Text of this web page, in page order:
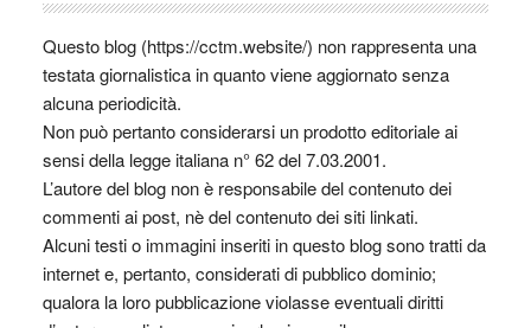
Questo blog (https://cctm.website/) non rappresenta una
testata giornalistica in quanto viene aggiornato senza
alcuna periodicità.
Non può pertanto considerarsi un prodotto editoriale ai
sensi della legge italiana n° 62 del 7.03.2001.
L’autore del blog non è responsabile del contenuto dei
commenti ai post, nè del contenuto dei siti linkati.
Alcuni testi o immagini inseriti in questo blog sono tratti da
internet e, pertanto, considerati di pubblico dominio;
qualora la loro pubblicazione violasse eventuali diritti